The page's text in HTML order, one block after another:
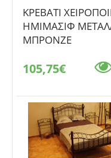
ΚΡΕΒΑΤΙ
ΗΜΙΜΑΣΙΦ
ΜΠΡΟΝΖΕ
105,75€